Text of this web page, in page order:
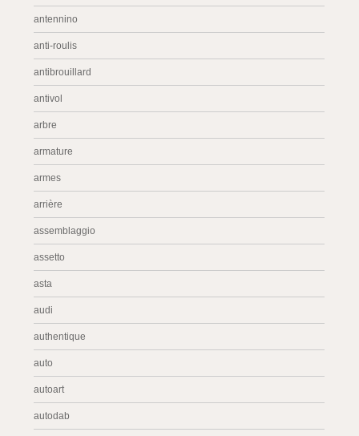
antennino
anti-roulis
antibrouillard
antivol
arbre
armature
armes
arrière
assemblaggio
assetto
asta
audi
authentique
auto
autoart
autodab